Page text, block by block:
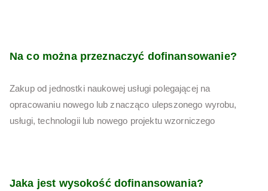
Na co można przeznaczyć dofinansowanie?
Zakup od jednostki naukowej usługi polegającej na
opracowaniu nowego lub znacząco ulepszonego wyrobu,
usługi, technologii lub nowego projektu wzorniczego
Jaka jest wysokość dofinansowania?